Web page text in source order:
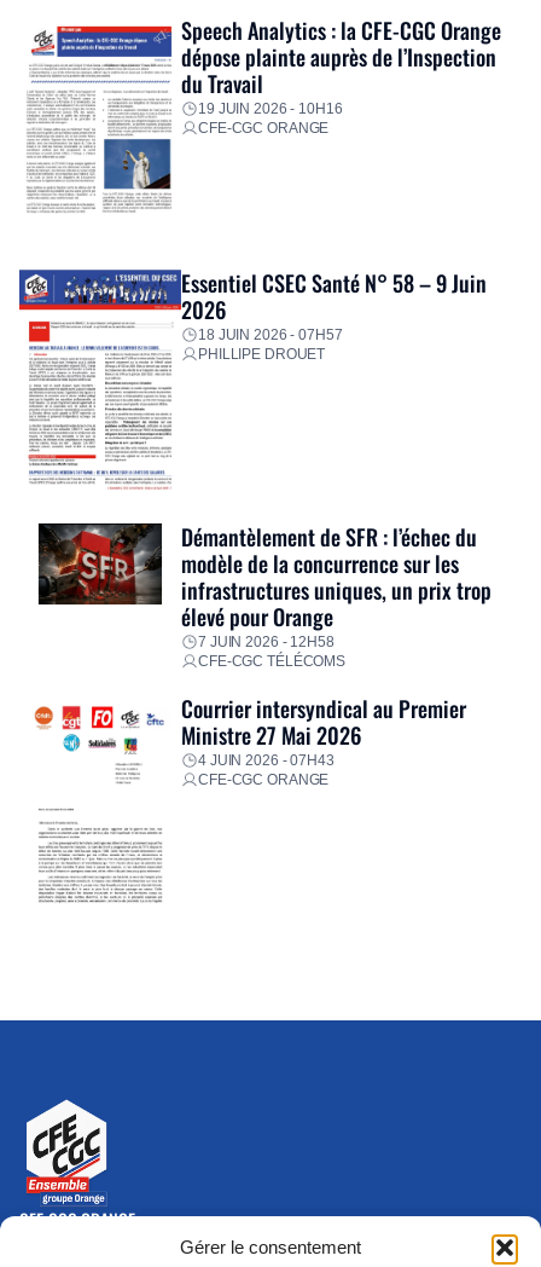
Gérer le consentement
Speech Analytics : la CFE-CGC Orange
dépose plainte auprès de l’Inspection
du Travail
19 JUIN 2026 - 10H16
CFE-CGC ORANGE
Essentiel CSEC Santé N° 58 – 9 Juin
2026
18 JUIN 2026 - 07H57
PHILLIPE DROUET
Démantèlement de SFR : l’échec du
modèle de la concurrence sur les
infrastructures uniques, un prix trop
élevé pour Orange
7 JUIN 2026 - 12H58
CFE-CGC TÉLÉCOMS
Courrier intersyndical au Premier
Ministre 27 Mai 2026
4 JUIN 2026 - 07H43
CFE-CGC ORANGE
CFE-CGC ORANGE
10-12 rue Saint Amand, 75015 Paris Cedex 15